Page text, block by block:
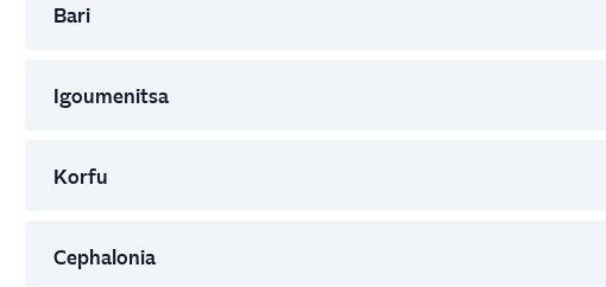
Bari
Igoumenitsa
Korfu
Cephalonia